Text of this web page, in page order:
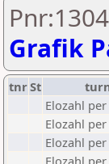
Grafik
tnrSt
Elozahl
Elozahl
Elozahl
Elozahl